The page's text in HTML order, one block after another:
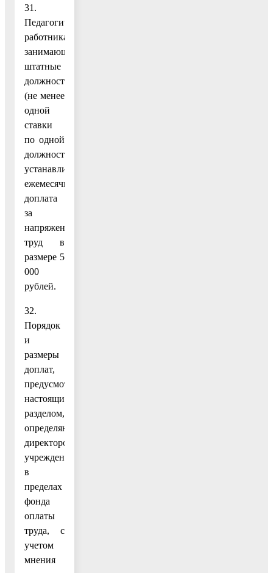
31.
Педагогическим
работникам,
занимающим
штатные
должности
(не менее
одной
ставки
по одной
должности),
устанавливается
ежемесячная
доплата
за
напряженный
труд в
размере 5
000
рублей.
32.
Порядок
и
размеры
доплат,
предусмотренных
настоящим
разделом,
определяются
директором
учреждения
в
пределах
фонда
оплаты
труда, с
учетом
мнения